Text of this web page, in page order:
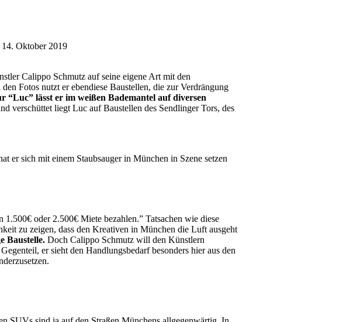
14. Oktober 2019
Calippo Schmutz auf seine eigene Art mit den
Fotos nutzt er ebendiese Baustellen, die zur Verdrängung
“Luc” lässt er im weißen Bademantel auf diversen
verschüttet liegt Luc auf Baustellen des Sendlinger Tors, des
er sich mit einem Staubsauger in München in Szene setzen
oder 2.500€ Miete bezahlen.” Tatsachen wie diese
zu zeigen, dass den Kreativen in München die Luft ausgeht
Baustelle. Doch Calippo Schmutz will den Künstlern
er sieht den Handlungsbedarf besonders hier aus den